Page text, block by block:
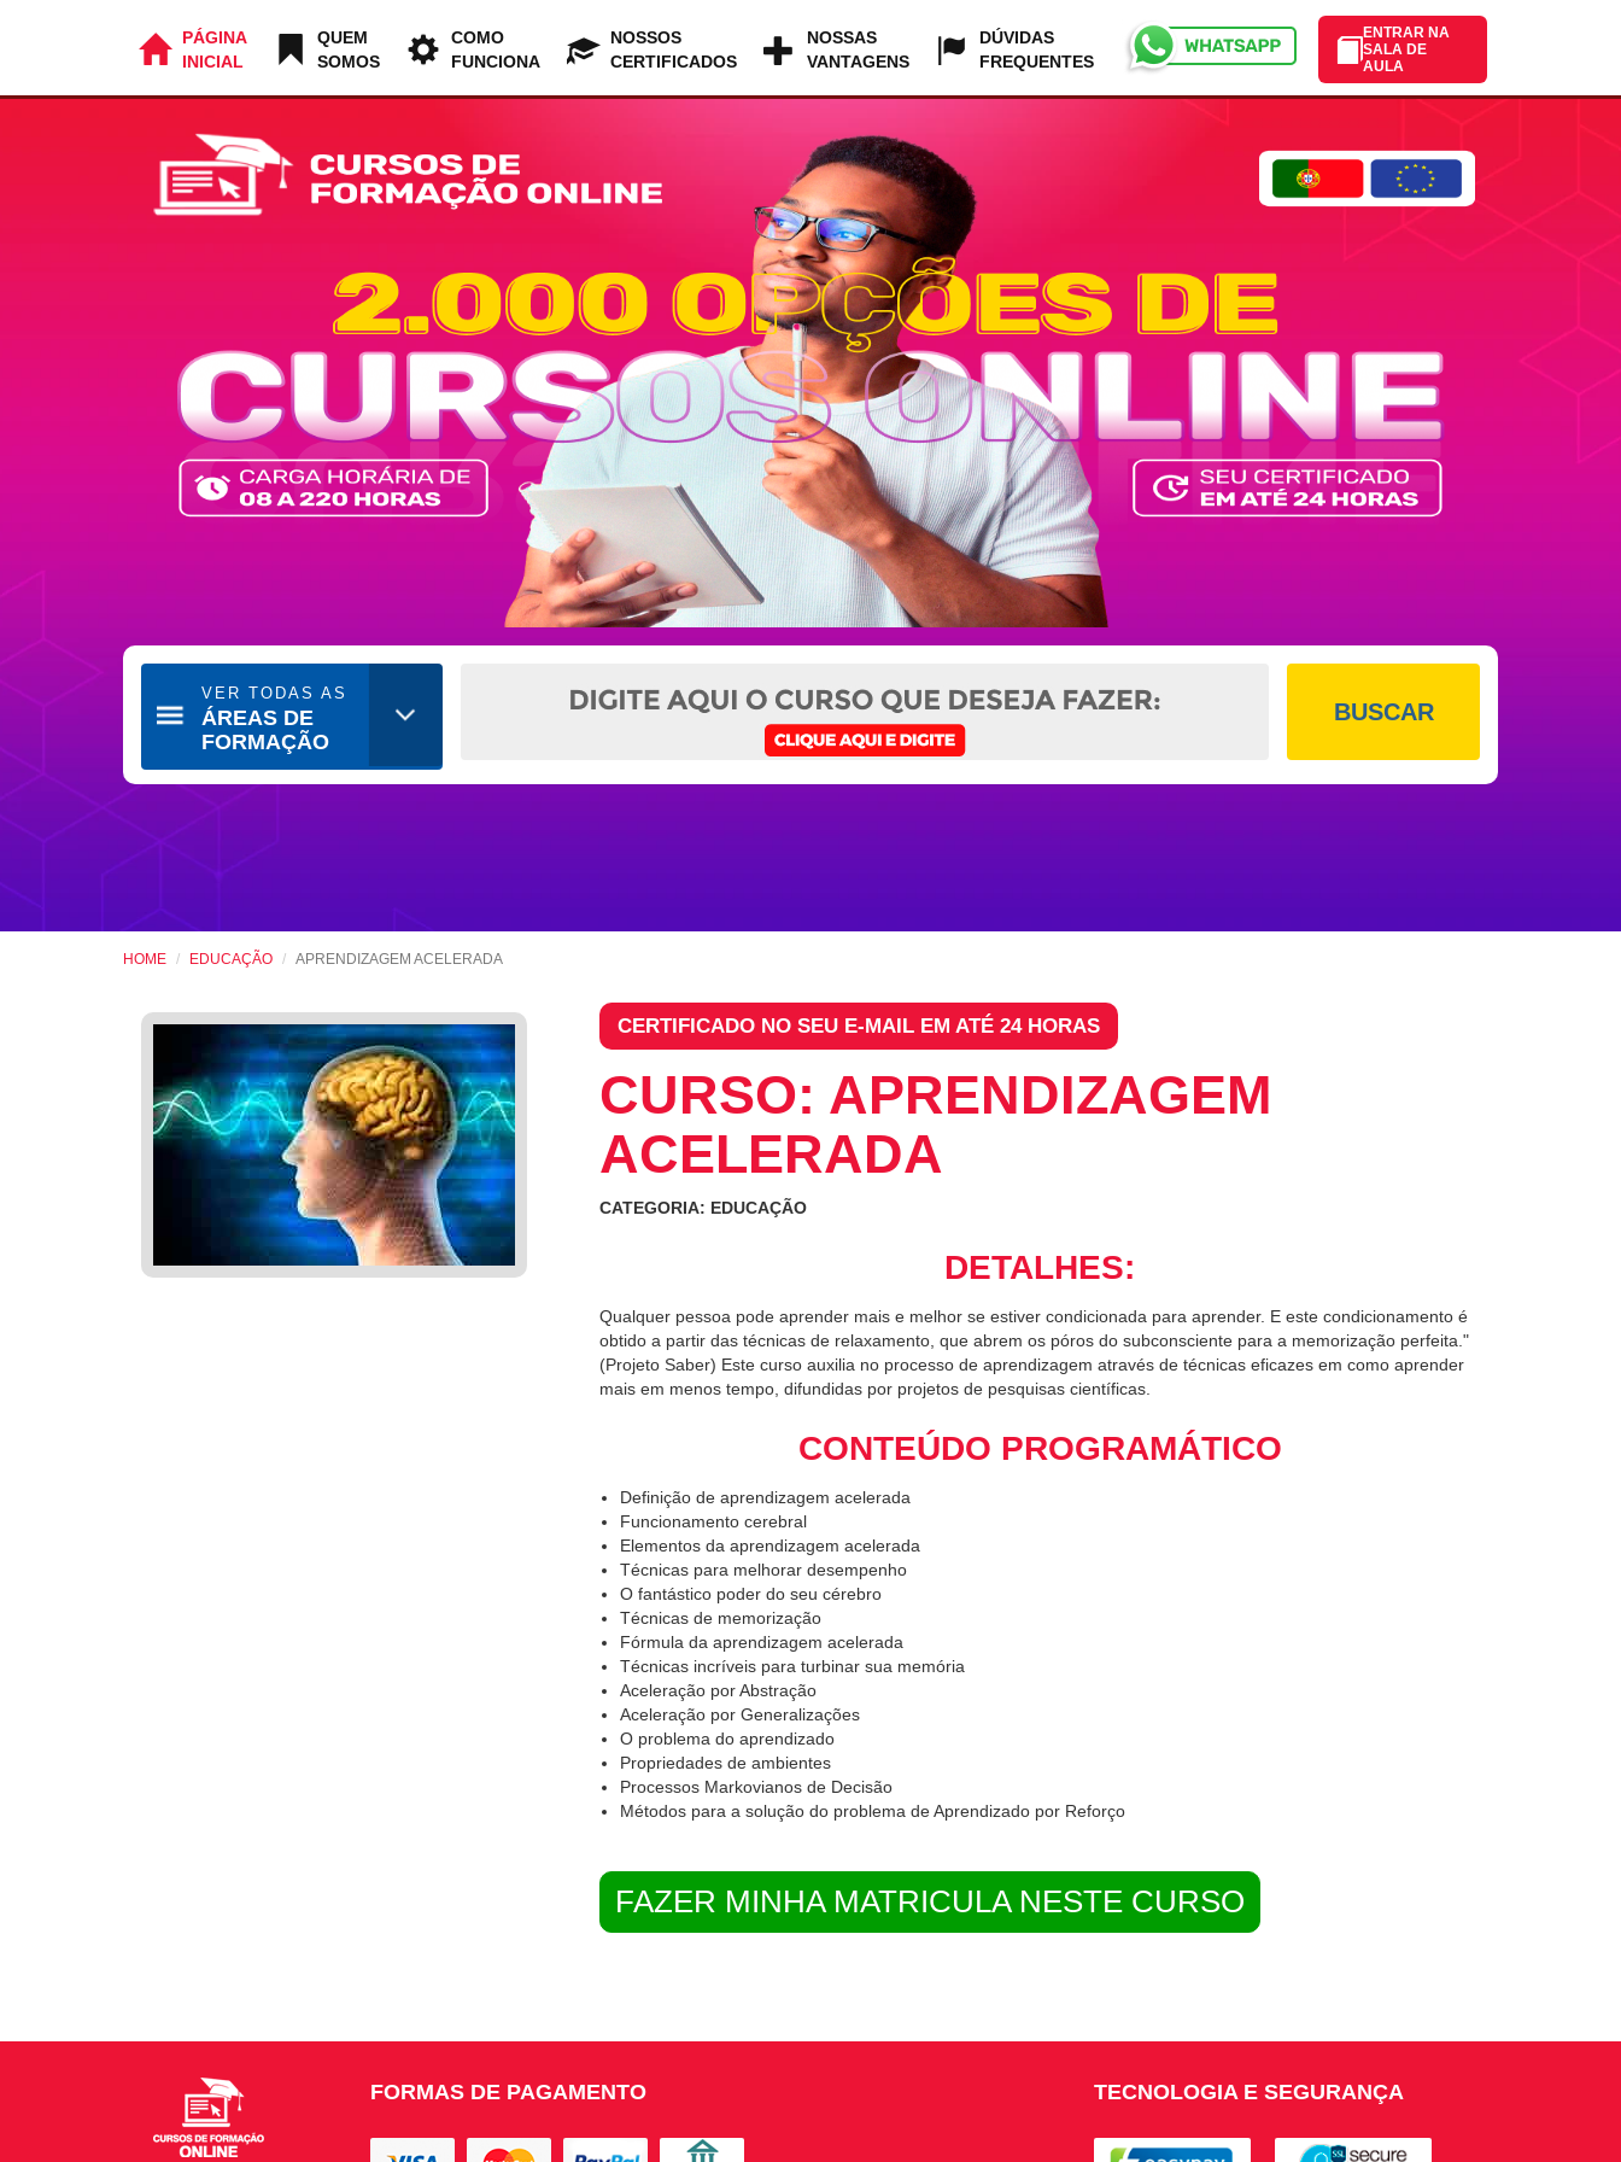
PÁGINA
INICIAL
QUEM
SOMOS
COMO
FUNCIONA
NOSSOS
CERTIFICADOS
NOSSAS
VANTAGENS
DÚVIDAS
FREQUENTES
ENTRAR NA
SALA DE
AULA
VER TODAS AS
ÁREAS DE
FORMAÇÃO
BUSCAR
HOME EDUCAÇÃO APRENDIZAGEM ACELERADA
CERTIFICADO NO SEU E-MAIL EM ATÉ 24 HORAS
CURSO: APRENDIZAGEM
ACELERADA
CATEGORIA: EDUCAÇÃO
DETALHES:
Qualquer pessoa pode aprender mais e melhor se estiver condicionada para aprender. E este condicionamento é
obtido a partir das técnicas de relaxamento, que abrem os póros do subconsciente para a memorização perfeita."
(Projeto Saber) Este curso auxilia no processo de aprendizagem através de técnicas eficazes em como aprender
mais em menos tempo, difundidas por projetos de pesquisas científicas.
CONTEÚDO PROGRAMÁTICO
Definição de aprendizagem acelerada
Funcionamento cerebral
Elementos da aprendizagem acelerada
Técnicas para melhorar desempenho
O fantástico poder do seu cérebro
Técnicas de memorização
Fórmula da aprendizagem acelerada
Técnicas incríveis para turbinar sua memória
Aceleração por Abstração
Aceleração por Generalizações
O problema do aprendizado
Propriedades de ambientes
Processos Markovianos de Decisão
Métodos para a solução do problema de Aprendizado por Reforço
FAZER MINHA MATRICULA NESTE CURSO
FORMAS DE PAGAMENTO TECNOLOGIA E SEGURANÇA